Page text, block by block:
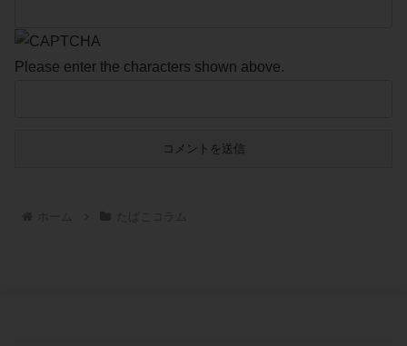
Please enter the characters shown above.